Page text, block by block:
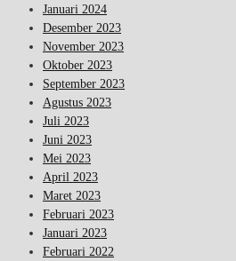
Januari 2024
Desember 2023
November 2023
Oktober 2023
September 2023
Agustus 2023
Juli 2023
Juni 2023
Mei 2023
April 2023
Maret 2023
Februari 2023
Januari 2023
Februari 2022